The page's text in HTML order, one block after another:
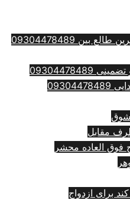
بین 09304478489
مقابل
العاده محشر
برای ازدواج